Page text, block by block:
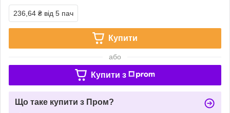
236,64 ₴ від 5 пач
Купити
або
Купити з
Що таке купити з Пром?